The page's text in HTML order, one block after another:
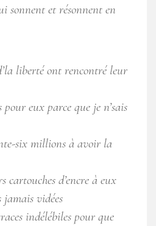
sonnent et résonnent en
liberté ont rencontré leur
pour eux parce que je n’sais
six millions à avoir la
cartouches d’encre à eux
vidées
indélébiles pour que